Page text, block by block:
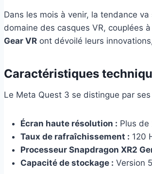
Dans les mois à venir, la tendance
domaine des casques VR, couplées
Gear VR ont dévoilé leurs
Caractéristiques
Le Meta Quest 3 se distingue par ses
Écran haute résolution : Plus
Taux de rafraîchissement : 120
Processeur Snapdragon XR2
Capacité de stockage : Version